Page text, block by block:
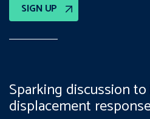
SIGN UP
Sparking discussion
displacement